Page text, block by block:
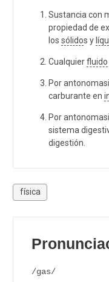
Sustancia con
propiedad de
los sólidos y
Cualquierfluido
Por
carburante en
Por
sistema
digestión.
física
/gas/